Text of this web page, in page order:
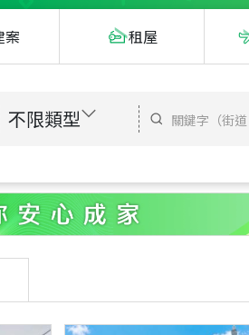
案 租屋
不限類型